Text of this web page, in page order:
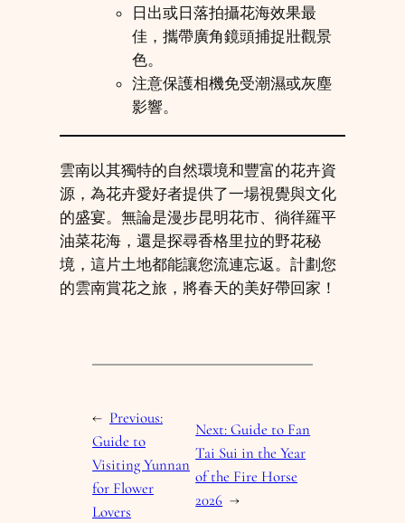
日出或日落拍攝花海效果最
佳，攜帶廣角鏡頭捕捉壯觀景
色。
注意保護相機免受潮濕或灰塵
影響。
雲南以其獨特的自然環境和豐富的花卉資
源，為花卉愛好者提供了一場視覺與文化
的盛宴。無論是漫步昆明花市、徜徉羅平
油菜花海，還是探尋香格里拉的野花秘
境，這片土地都能讓您流連忘返。計劃您
的雲南賞花之旅，將春天的美好帶回家！
← Previous:
Guide to
Visiting Yunnan
for Flower
Lovers
Next:Guide to Fan
Tai Sui in the Year
of the Fire Horse
2026 →